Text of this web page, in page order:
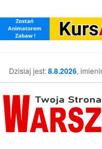
Dzisiaj jest:8.8.2026,